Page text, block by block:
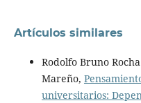
Artículos similares
Rodolfo Bruno
Mareño,
universitarios: